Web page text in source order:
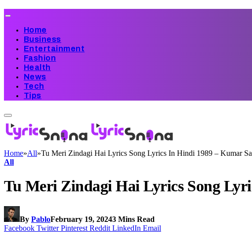
Home
Business
Entertainment
Fashion
Health
News
Tech
Tips
Home»All»Tu Meri Zindagi Hai Lyrics Song Lyrics In Hindi 1989 – Kumar
All
Tu Meri Zindagi Hai Lyrics Song
By PabloFebruary 19, 20243 Mins Read
Facebook Twitter Pinterest Reddit LinkedIn Email